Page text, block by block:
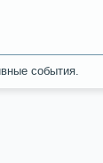
сοбытия.